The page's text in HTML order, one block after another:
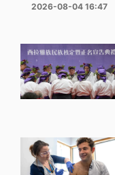
2026-08-04 16:47